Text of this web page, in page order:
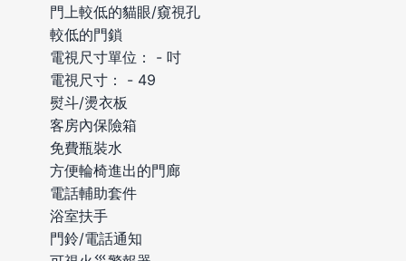
門上較低的貓眼/窺視孔
較低的門鎖
電視尺寸單位： - 吋
電視尺寸： - 49
熨斗/燙衣板
客房內保險箱
免費瓶裝水
方便輪椅進出的門廊
電話輔助套件
浴室扶手
門鈴/電話通知